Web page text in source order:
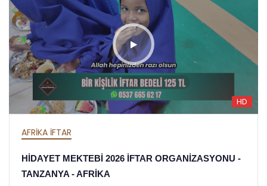
HD
AFRİKA İFTAR
HİDAYET MEKTEBİ 2026 İFTAR ORGANİZASYONU -
TANZANYA - AFRİKA